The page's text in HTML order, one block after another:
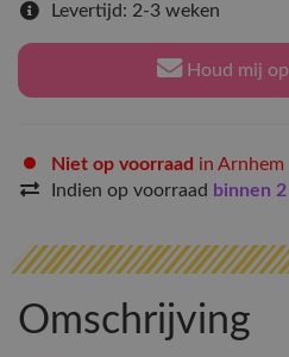
Levertijd: 2-3 weken
Houd mij
Niet op voorraad in Arnhem
Indien op voorraad binnen
Omschrijving